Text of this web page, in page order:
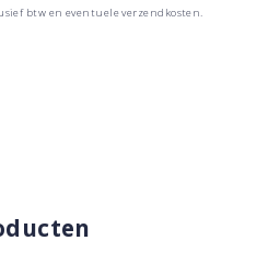
btw en eventuele verzendkosten.